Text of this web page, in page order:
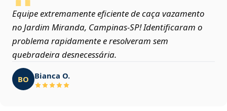
Equipe extremamente eficiente de caça vazamento
no Jardim Miranda, Campinas‑SP! Identificaram o
problema rapidamente e resolveram sem
quebradeira desnecessária.
BO Bianca O.